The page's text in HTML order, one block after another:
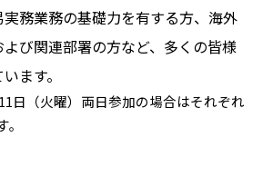
務業務の基礎力を有する方、海外
び関連部署の方など、多くの皆様
ます。
日（火曜）両日参加の場合はそれぞれ